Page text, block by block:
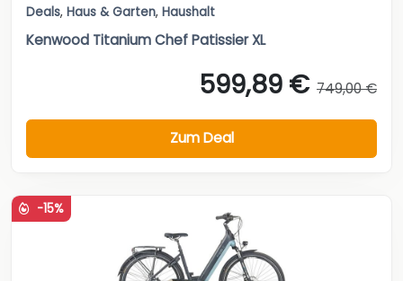
Deals, Haus & Garten, Haushalt
Kenwood Titanium Chef Patissier XL
599,89 € 749,00 €
Zum Deal
-15%